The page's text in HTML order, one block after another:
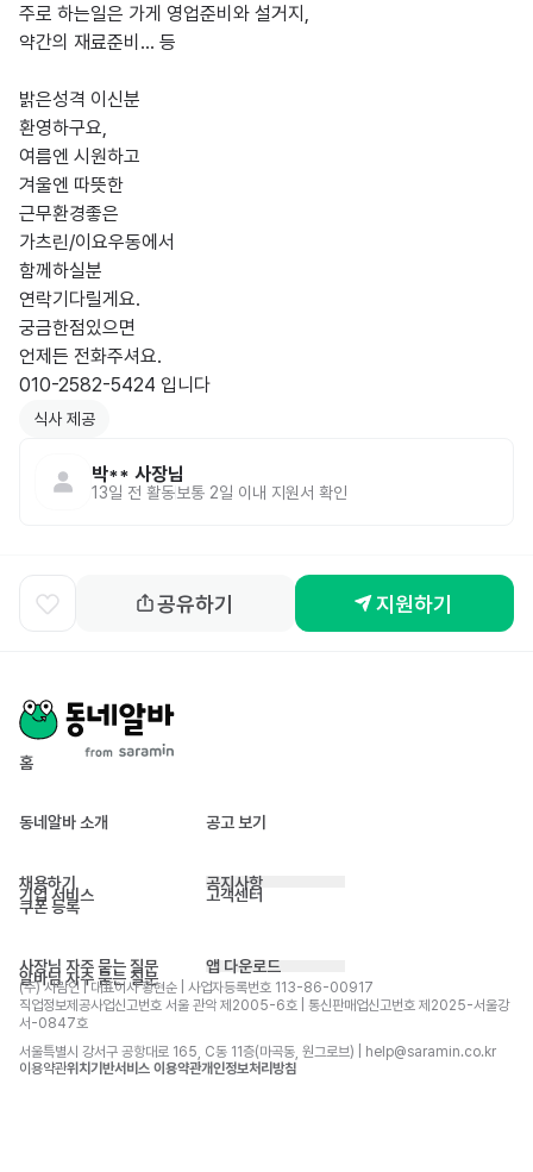
주로 하는일은 가게 영업준비와 설거지,
약간의 재료준비... 등
밝은성격 이신분
환영하구요,
여름엔 시원하고
겨울엔 따뜻한
근무환경좋은
가츠린/이요우동에서
함께하실분
연락기다릴게요.
궁금한점있으면
언제든 전화주셔요.
010-2582-5424 입니다
식사 제공
박** 사장님
13일 전 활동 보통 2일 이내 지원서 확인
공유하기 지원하기
홈
동네알바 소개 공고 보기
채용하기
기업 서비스
쿠폰 등록
공지사항
고객센터
사장님 자주 묻는 질문
알바님 자주 묻는 질문
앱 다운로드
(주) 사람인 | 대표이사 황현순 | 사업자등록번호 113-86-00917
직업정보제공사업신고번호 서울 관악 제2005-6호 | 통신판매업신고번호 제2025-서울강
서-0847호
서울특별시 강서구 공항대로 165, C동 11층(마곡동, 원그로브) | help@saramin.co.kr
이용약관위치기반서비스 이용약관개인정보처리방침